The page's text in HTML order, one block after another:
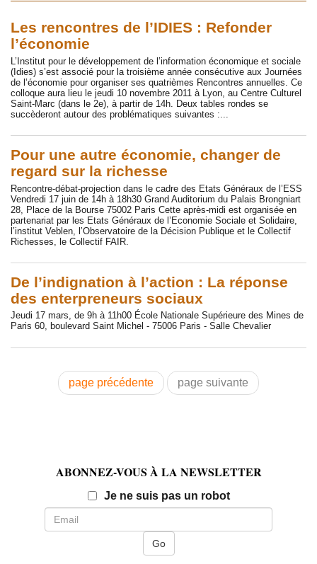
Les rencontres de l’IDIES : Refonder
l’économie
L’Institut pour le développement de l’information économique et sociale
(Idies) s’est associé pour la troisième année consécutive aux Journées
de l’économie pour organiser ses quatrièmes Rencontres annuelles. Ce
colloque aura lieu le jeudi 10 novembre 2011 à Lyon, au Centre Culturel
Saint-Marc (dans le 2e), à partir de 14h. Deux tables rondes se
succèderont autour des problématiques suivantes :...
Pour une autre économie, changer de
regard sur la richesse
Rencontre-débat-projection dans le cadre des Etats Généraux de l’ESS
Vendredi 17 juin de 14h à 18h30 Grand Auditorium du Palais Brongniart
28, Place de la Bourse 75002 Paris Cette après-midi est organisée en
partenariat par les Etats Généraux de l’Economie Sociale et Solidaire,
l’institut Veblen, l’Observatoire de la Décision Publique et le Collectif
Richesses, le Collectif FAIR.
De l’indignation à l’action : La réponse
des enterpreneurs sociaux
Jeudi 17 mars, de 9h à 11h00 École Nationale Supérieure des Mines de
Paris 60, boulevard Saint Michel - 75006 Paris - Salle Chevalier
page précédente page suivante
ABONNEZ-VOUS À LA NEWSLETTER
Je ne suis pas un robotEmail